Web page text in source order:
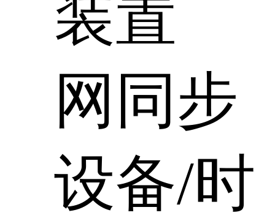
装置
网同步
设备/时